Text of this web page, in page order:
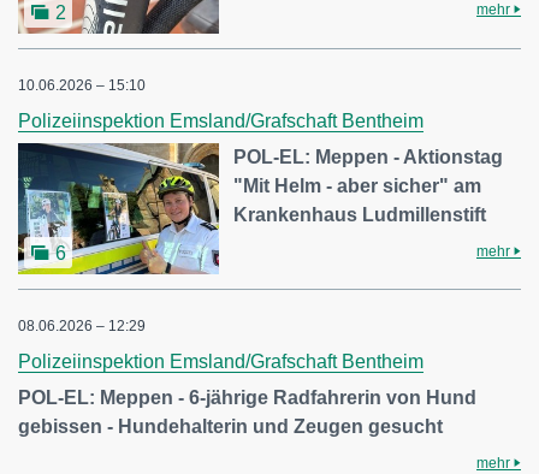
2 mehr
10.06.2026 – 15:10
Polizeiinspektion Emsland/Grafschaft Bentheim
6
POL-EL: Meppen - Aktionstag
"Mit Helm - aber sicher" am
Krankenhaus Ludmillenstift
mehr
08.06.2026 – 12:29
Polizeiinspektion Emsland/Grafschaft Bentheim
POL-EL: Meppen - 6-jährige Radfahrerin von Hund
gebissen - Hundehalterin und Zeugen gesucht
mehr